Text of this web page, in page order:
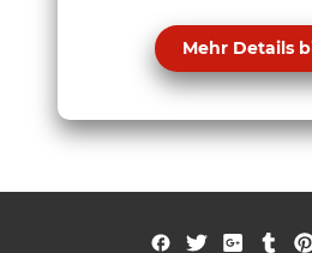
Mehr Details